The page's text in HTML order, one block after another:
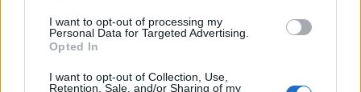
I want to opt-out of processing my
Personal Data for Targeted Advertising.
Opted In
I want to opt-out of Collection, Use,
Retention, Sale, and/or Sharing of my
Več iz kraja Dravograd